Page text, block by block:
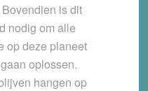
is dit
nodig om alle
op deze planeet
oplossen.
hangen op